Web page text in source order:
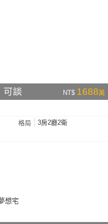
可談 NT$ 1688萬
格局
3房2廳2衛